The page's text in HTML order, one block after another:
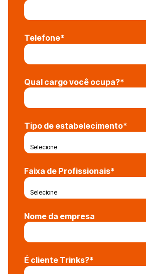
Telefone*
Qual cargo você ocupa?*
Tipo de estabelecimento*
Faixa de Profissionais*
Nome da empresa
É cliente Trinks?*